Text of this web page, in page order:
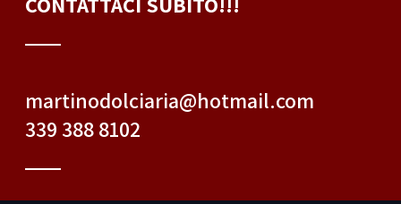
martinodolciaria@hotmail.com
339 388 8102